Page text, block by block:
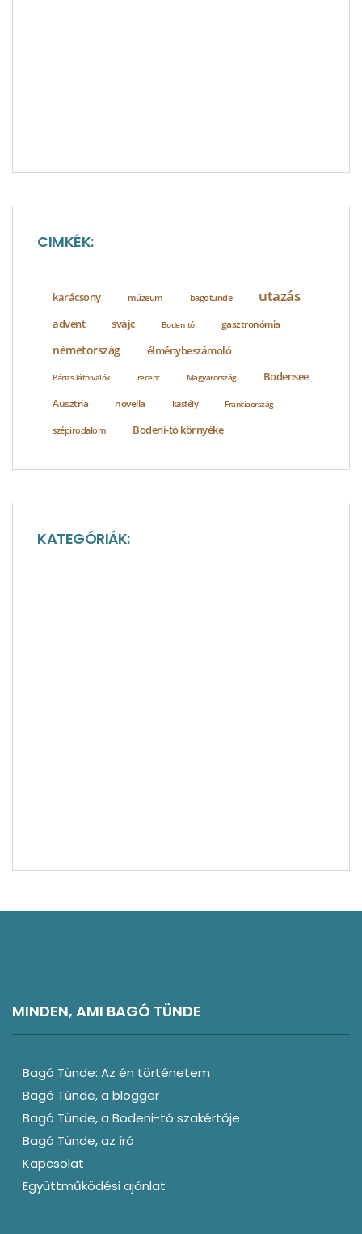
CIMKÉK:
karácsony múzeum bagotunde utazás
advent svájc Boden_tó gasztronómia
németország élménybeszámoló
Párizs látnivalók recept Magyarország Bodensee
Ausztria novella kastély Franciaország
szépirodalom Bodeni-tó környéke
KATEGÓRIÁK:
MINDEN, AMI BAGÓ TÜNDE
Bagó Tünde: Az én történetem
Bagó Tünde, a blogger
Bagó Tünde, a Bodeni-tó szakértője
Bagó Tünde, az író
Kapcsolat
Együttműködési ajánlat